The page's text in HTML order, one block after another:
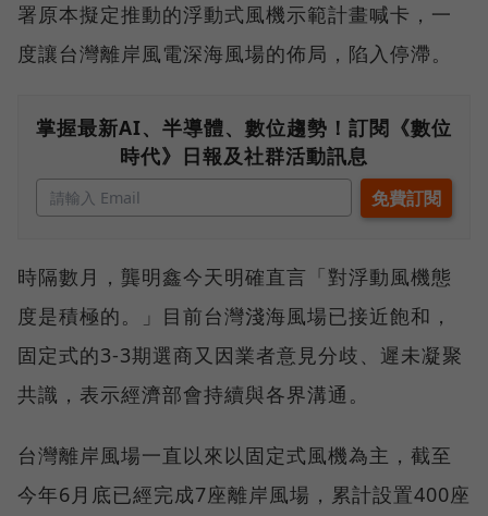
署原本擬定推動的浮動式風機示範計畫喊卡，一
度讓台灣離岸風電深海風場的佈局，陷入停滯。
掌握最新AI、半導體、數位趨勢！訂閱《數位
時代》日報及社群活動訊息
時隔數月，龔明鑫今天明確直言「對浮動風機態
度是積極的。」目前台灣淺海風場已接近飽和，
固定式的3-3期選商又因業者意見分歧、遲未凝聚
共識，表示經濟部會持續與各界溝通。
台灣離岸風場一直以來以固定式風機為主，截至
今年6月底已經完成7座離岸風場，累計設置400座